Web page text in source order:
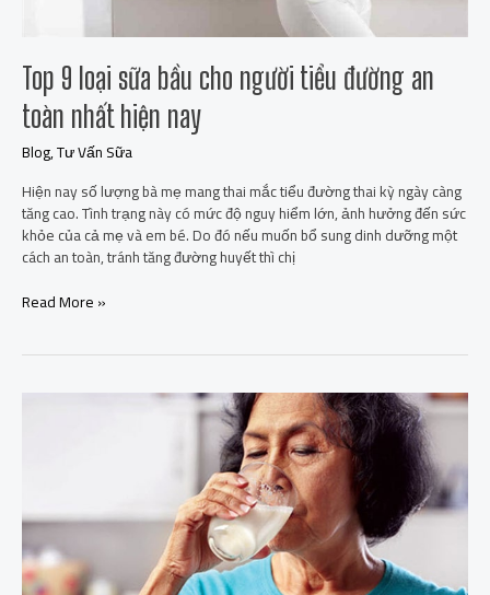
Top 9 loại sữa bầu cho người tiểu đường an
toàn nhất hiện nay
Blog,Tư Vấn Sữa
Hiện nay số lượng bà mẹ mang thai mắc tiểu đường thai kỳ ngày càng
tăng cao. Tình trạng này có mức độ nguy hiểm lớn, ảnh hưởng đến sức
khỏe của cả mẹ và em bé. Do đó nếu muốn bổ sung dinh dưỡng một
cách an toàn, tránh tăng đường huyết thì chị
Read More »
người
tiểu
đường
tốt